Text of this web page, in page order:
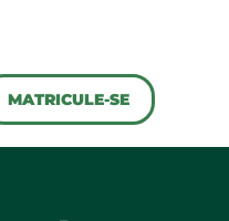
MATRICULE-SE